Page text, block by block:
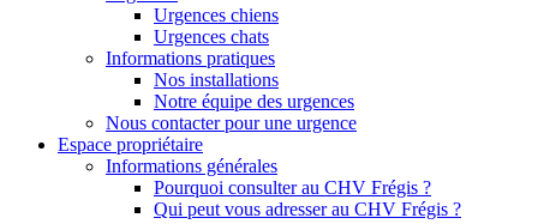
Urgences chiens
Urgences chats
Informations pratiques
Nos installations
Notre équipe des urgences
Nous contacter pour une urgence
Espace propriétaire
Informations générales
Pourquoi consulter au CHV Frégis ?
Qui peut vous adresser au CHV Frégis ?